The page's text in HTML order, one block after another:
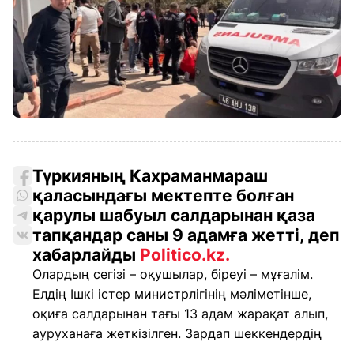
Түркияның Кахраманмараш
қаласындағы мектепте болған
қарулы шабуыл салдарынан қаза
тапқандар саны 9 адамға жетті, деп
хабарлайды Politico.kz.
Олардың сегізі – оқушылар, біреуі – мұғалім.
Елдің Ішкі істер министрлігінің мәліметінше,
оқиға салдарынан тағы 13 адам жарақат алып,
ауруханаға жеткізілген. Зардап шеккендердің